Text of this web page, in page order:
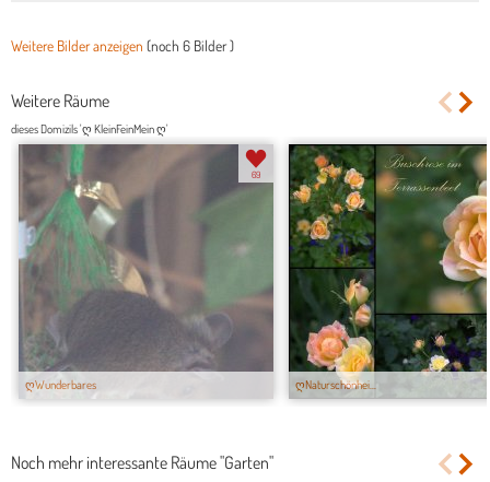
Weitere Bilder anzeigen (noch 6 Bilder)
Weitere Räume
dieses Domizils 'ღ KleinFeinMein ღ'
ღWunderbares
69
ღNaturschönhei...
Noch mehr interessante Räume "Garten"